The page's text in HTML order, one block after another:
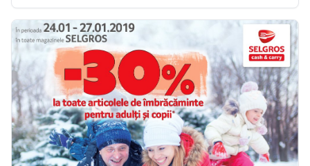
limita stocului disponibil. SELGROS - clubul pasionatilor
de cumparaturi!